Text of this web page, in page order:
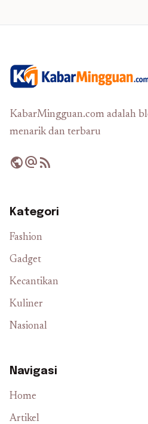
KabarMingguan.com adalah
menarik dan terbaru
publicalternate_emailrss_feed
Kategori
Fashion
Gadget
Kecantikan
Kuliner
Nasional
Navigasi
Home
Artikel